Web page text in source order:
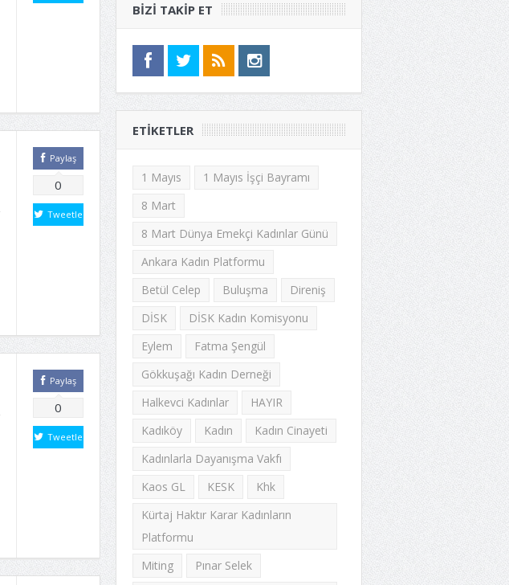
Paylaş
0
Tweetle
Paylaş
0
Tweetle
BIZI TAKIP ET
ETIKETLER
1 Mayıs
1 Mayıs İşçi Bayramı
8 Mart
8 Mart Dünya Emekçi Kadınlar Günü
Ankara Kadın Platformu
Betül Celep
Buluşma
Direniş
DİSK
DİSK Kadın Komisyonu
Eylem
Fatma Şengül
Gökkuşağı Kadın Derneği
Halkevci Kadınlar
HAYIR
Kadıköy
Kadın
Kadın Cinayeti
Kadınlarla Dayanışma Vakfı
Kaos GL
KESK
Khk
Kürtaj Haktır Karar Kadınların
Platformu
Miting
Pınar Selek